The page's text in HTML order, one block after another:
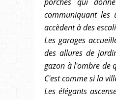
communiquant les
accèdent à des
Les garages
des allures de
gazon à l'ombre de
C'est comme si la
Les élégants